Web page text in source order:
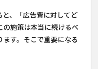
と、「広告費に対してど
の施策は本当に続けるべ
す。そこで重要になる